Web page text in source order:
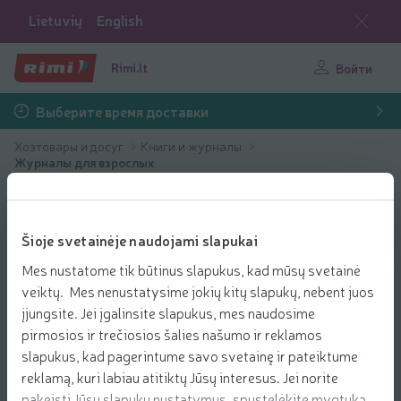
Šioje svetainėje naudojami slapukai
Mes nustatome tik būtinus slapukus, kad mūsų svetainė
veiktų. Mes nenustatysime jokių kitų slapukų, nebent juos
įjungsite. Jei įgalinsite slapukus, mes naudosime
pirmosios ir trečiosios šalies našumo ir reklamos
slapukus, kad pagerintume savo svetainę ir pateiktume
reklamą, kuri labiau atitiktų Jūsų interesus. Jei norite
Lietuvių English
Rimi.lt Войти
Выберите время доставки
Хозтовары и досуг
Книги и журналы
Журналы для взрослых